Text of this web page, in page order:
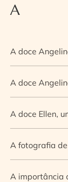
A
A doce
A doce
A doce Ellen,
A fotografia
A importância